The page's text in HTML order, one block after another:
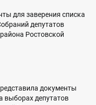
для заверения списка
депутатов
Ростовской
документы
выборах депутатов